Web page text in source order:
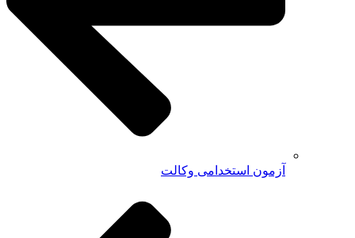
آزمون استخدامی وکالت